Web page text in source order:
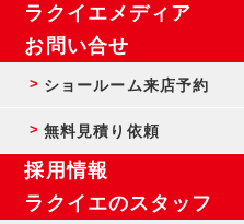
ラクイエメディア
お問い合せ
ショールーム来店予約
無料見積り依頼
採用情報
ラクイエのスタッフ